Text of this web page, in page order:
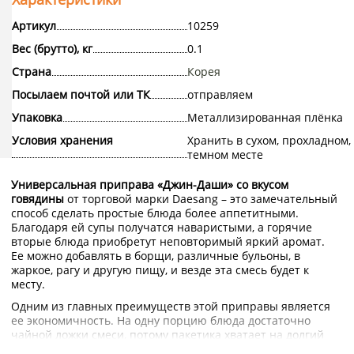
Артикул
10259
Вес (брутто), кг
0.1
Страна
Корея
Посылаем почтой или ТК
отправляем
Упаковка
Металлизированная плёнка
Условия хранения
Хранить в сухом, прохладном,
темном месте
Универсальная приправа «Джин-Даши» со вкусом
говядины от торговой марки Daesang – это замечательный
способ сделать простые блюда более аппетитными.
Благодаря ей супы получатся наваристыми, а горячие
вторые блюда приобретут неповторимый яркий аромат.
Ее можно добавлять в борщи, различные бульоны, в
жаркое, рагу и другую пищу, и везде эта смесь будет к
месту.
Одним из главных преимуществ этой приправы является
ее экономичность. На одну порцию блюда достаточно
чайной ложки смеси, потому пакетика хватает на долгий